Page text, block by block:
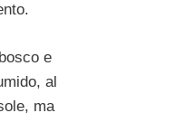
e
al
ma